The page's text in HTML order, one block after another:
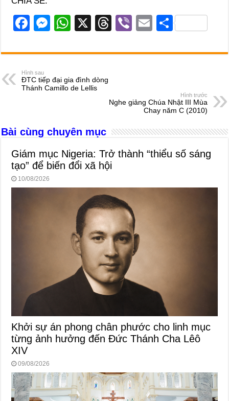
F
c
e
b
k
M
ss
e
n
W
at
s
A
X
T
e
s
Vi
er
E
ail
S
ar
Hình sau
ĐTC tiếp đại gia đình dòng
Thánh Camillo de Lellis
Hình trước
Nghe giảng Chúa Nhật III Mùa
Chay năm C (2010)
Bài cùng chuyên mục
Giám mục Nigeria: Trở thành “thiểu số sáng
tạo” để biến đổi xã hội
10/08/2026
Khởi sự án phong chân phước cho linh mục
từng ảnh hưởng đến Đức Thánh Cha Lêô
XIV
09/08/2026